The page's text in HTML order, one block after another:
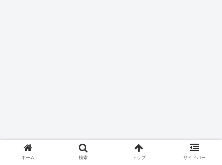
ホーム 検索 トップ サイドバー